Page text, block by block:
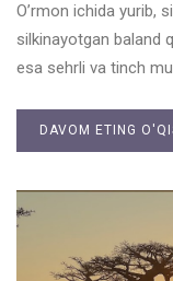
O’rmon ichida yurib,
silkinayotgan baland
esa sehrli va tinch
DAVOM ETING